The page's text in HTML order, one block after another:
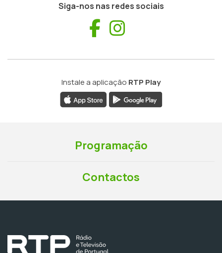
Siga-nos nas redes sociais
Facebook
Instale a aplicação RTP Play
Programação
Contactos